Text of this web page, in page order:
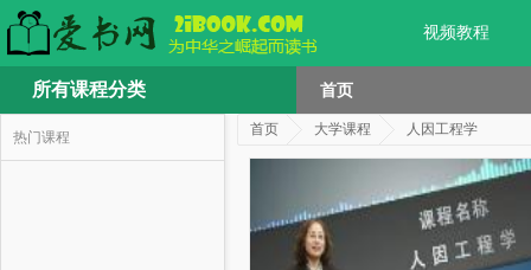
视频教程
所有课程分类 首页
热门课程 首页 大学课程 人因工程学